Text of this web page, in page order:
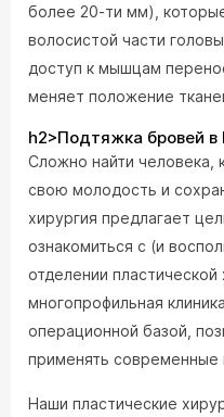
более 20-ти мм),
волосистой части
доступ к мышцам
меняет положение
h2>Подтяжка бровей в
Сложно найти человека,
свою молодость и
хирургия предлагает
ознакомиться с (и
отделении
многопрофильная
операционной базой,
применять
Наши пластические